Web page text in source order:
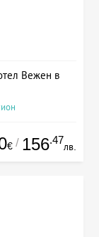
Вежен в
€ / 156.47
лв.